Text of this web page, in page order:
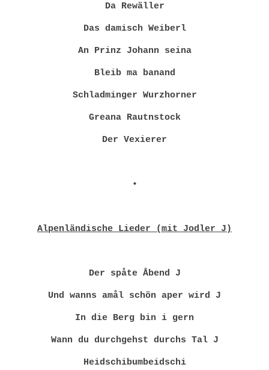
Da Rewäller
Das damisch Weiberl
An Prinz Johann seina
Bleib ma banand
Schladminger Wurzhorner
Greana Rautnstock
Der Vexierer
•
Alpenländische Lieder (mit Jodler J)
Der spåte Åbend J
Und wanns amål schön aper wird J
In die Berg bin i gern
Wann du durchgehst durchs Tal J
Heidschibumbeidschi